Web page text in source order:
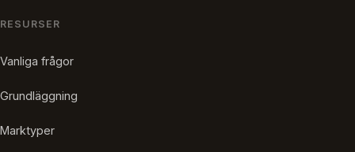
RESURSER
Vanliga frågor
Grundläggning
Marktyper